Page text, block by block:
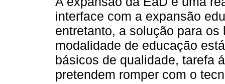
interface com a expansão
entretanto, a solução para
modalidade de educação
básicos de qualidade, tarefa
pretendem romper com o